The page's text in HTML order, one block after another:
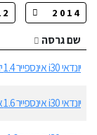
שם גרסה
יונדאי i30 אינספייר 1.4 ידני
יונדאי i30 אינספייר 1.6 אוטומט